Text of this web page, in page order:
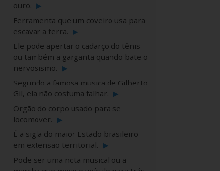
ouro. ▶
Ferramenta que um coveiro usa para
escavar a terra. ▶
Ele pode apertar o cadarço do tênis
ou também a garganta quando bate o
nervosismo. ▶
Segundo a famosa musica de Gilberto
Gil, ela não costuma falhar. ▶
Orgão do corpo usado para se
locomover. ▶
É a sigla do maior Estado brasileiro
em extensão territorial. ▶
Pode ser uma nota musical ou a